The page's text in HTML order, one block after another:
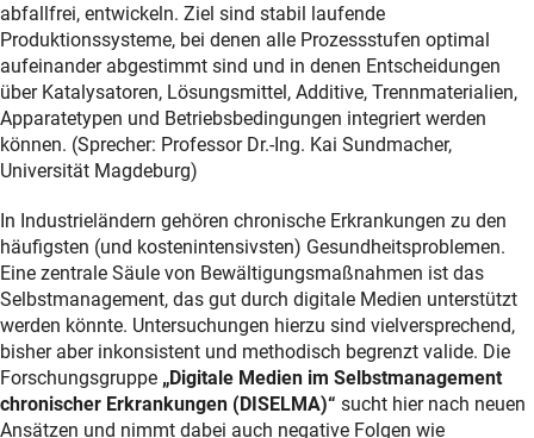
abfallfrei, entwickeln. Ziel sind stabil laufende
Produktionssysteme, bei denen alle Prozessstufen optimal
aufeinander abgestimmt sind und in denen Entscheidungen
über Katalysatoren, Lösungsmittel, Additive, Trennmaterialien,
Apparatetypen und Betriebsbedingungen integriert werden
können. (Sprecher: Professor Dr.-Ing. Kai Sundmacher,
Universität Magdeburg)
In Industrieländern gehören chronische Erkrankungen zu den
häufigsten (und kostenintensivsten) Gesundheitsproblemen.
Eine zentrale Säule von Bewältigungsmaßnahmen ist das
Selbstmanagement, das gut durch digitale Medien unterstützt
werden könnte. Untersuchungen hierzu sind vielversprechend,
bisher aber inkonsistent und methodisch begrenzt valide. Die
Forschungsgruppe „Digitale Medien im Selbstmanagement
chronischer Erkrankungen (DISELMA)“ sucht hier nach neuen
Ansätzen und nimmt dabei auch negative Folgen wie